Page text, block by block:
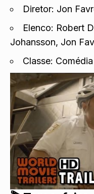
Diretor: Jon
Elenco: Robert
Johansson, Jon
Classe: Comédia